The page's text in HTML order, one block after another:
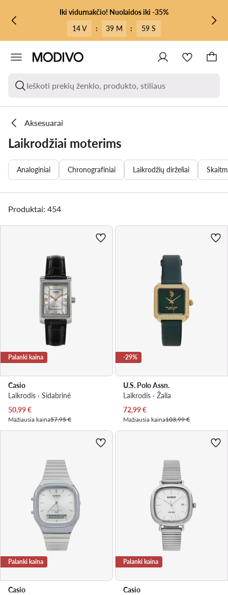
PEREITI PRIE PAGRINDINIO TURINIO
PEREITI Į PAIEŠKĄIki vidurnakčio! Nuolaidos iki -35%
14 V
: 39 M : 57 S
Ieškoti prekių ženklo, produkto, stiliaus
Aksesuarai
Laikrodžiai moterims
Analoginiai Chronografiniai Laikrodžių dirželiai
Produktai: 454
Palanki kaina
Casio
Laikrodis · Sidabrinė
Dabartinė kaina
50,99€
Mažiausia kaina57,95 €
-29%
U.S. Polo Assn.
Laikrodis · Žalia
Dabartinė kaina
72,99€
Mažiausia kaina103,99 €
Palanki kaina
Casio
Palanki kaina
Casio